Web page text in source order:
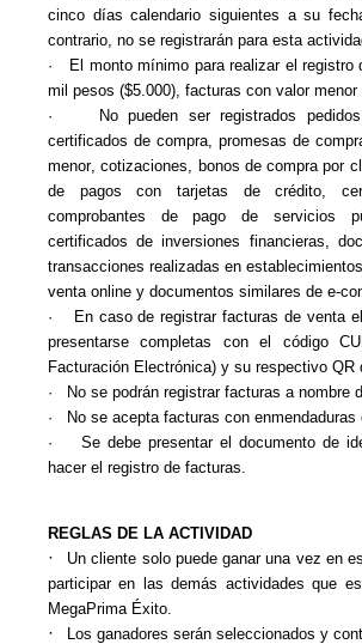
cinco días calendario siguientes a su
contrario, no se registrarán para esta
·
El monto mínimo para realizar el
mil pesos ($5.000), facturas con valor menor
·
No pueden ser registrados
certificados de compra, promesas de
menor, cotizaciones, bonos de compra por
de pagos con tarjetas de crédito,
comprobantes de pago de servicios
certificados de inversiones financieras,
transacciones realizadas en
venta online y documentos similares de e-
·
En caso de registrar facturas de venta
presentarse completas con el código
Facturación Electrónica) y su respectivo QR
·
No se podrán registrar facturas a nombre
·
No se acepta facturas con enmendaduras
·
Se debe presentar el documento de
hacer el registro de facturas.
REGLAS DE LA ACTIVIDAD
·
Un cliente solo puede ganar una vez en
participar en las demás actividades que
MegaPrima Éxito.
· Los ganadores serán seleccionados y